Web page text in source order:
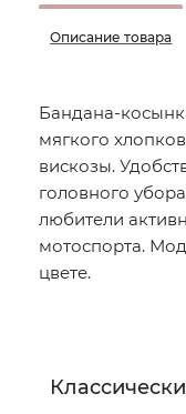
Описание товара
Бандана-
мягкого
вискозы.
головного
любители
мотоспорта.
цвете.